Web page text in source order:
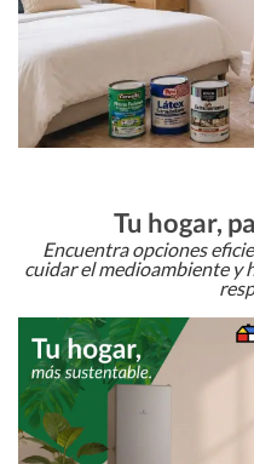
Tu hogar,
Encuentra opciones
cuidar el medioambiente y